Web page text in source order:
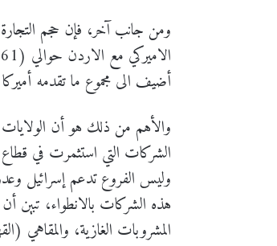
ومن جانب آخر، فإن حجم التجارة
أضيف الى مجموع ما تقدمه
والأهم من ذلك هو أن
الشركات التي استثمرت في
وليس الفروع تدعم إسرائيل
هذه الشركات بالانطواء، تبين
المشروبات الغازية، والمقاهي